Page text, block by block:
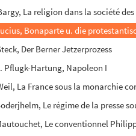
La religion dans la société
Bonaparte u. die
Der Berner Jetzerprozess
Pflugk-Hartung, Napoleon I
La France sous la monarchie
Le régime de la presse
Le conventionnel